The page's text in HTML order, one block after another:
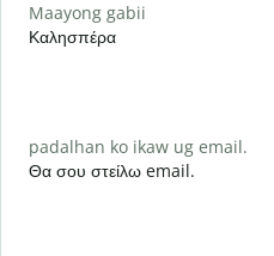
Maayong gabii
Καλησπέρα
padalhan ko ikaw ug email.
Θα σου στείλω email.